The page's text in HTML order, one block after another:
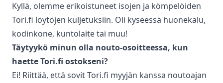
Kyllä, olemme erikoistuneet isojen ja kömpelöiden
Tori.fi löytöjen kuljetuksiin. Oli kyseessä huonekalu,
kodinkone, kuntolaite tai muu!
Täytyykö minun olla nouto-osoitteessa, kun
haette Tori.fi ostokseni?
Ei! Riittää, että sovit Tori.fi myyjän kanssa noutoajan